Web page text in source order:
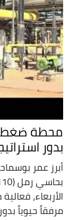
بدور
أبرز عمر
مرفقاً حيوياً